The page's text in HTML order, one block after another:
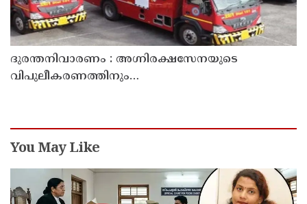
ദുരന്തനിവാരണം : അഗ്നിരക്ഷസേനയുടെ
വിപുലീകരണത്തിനും
You May Like